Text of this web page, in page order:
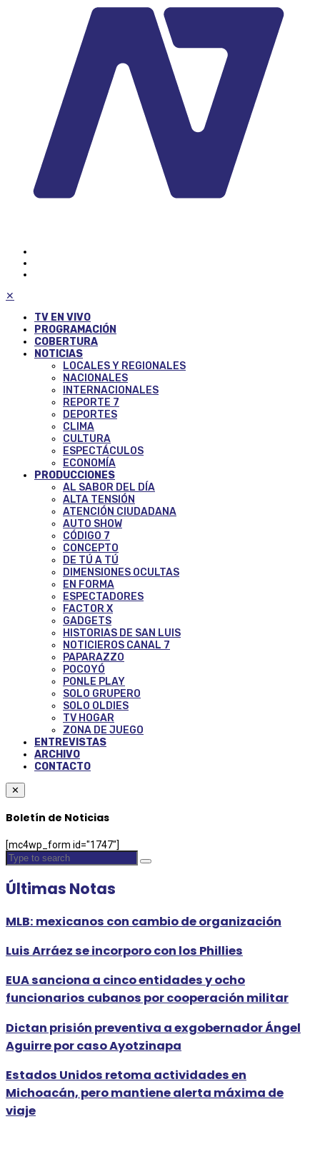
✕
TV EN VIVO
PROGRAMACIÓN
COBERTURA
NOTICIAS
LOCALES Y REGIONALES
NACIONALES
INTERNACIONALES
REPORTE 7
DEPORTES
CLIMA
CULTURA
ESPECTÁCULOS
ECONOMÍA
PRODUCCIONES
AL SABOR DEL DÍA
ALTA TENSIÓN
ATENCIÓN CIUDADANA
AUTO SHOW
CÓDIGO 7
CONCEPTO
DE TÚ A TÚ
DIMENSIONES OCULTAS
EN FORMA
ESPECTADORES
FACTOR X
GADGETS
HISTORIAS DE SAN LUIS
NOTICIEROS CANAL 7
PAPARAZZO
POCOYÓ
PONLE PLAY
SOLO GRUPERO
SOLO OLDIES
TV HOGAR
ZONA DE JUEGO
ENTREVISTAS
ARCHIVO
CONTACTO
✕
Boletín de Noticias
[mc4wp_form id="1747"]
Últimas Notas
MLB: mexicanos con cambio de organización
Luis Arráez se incorporo con los Phillies
EUA sanciona a cinco entidades y ocho
funcionarios cubanos por cooperación militar
Dictan prisión preventiva a exgobernador Ángel
Aguirre por caso Ayotzinapa
Estados Unidos retoma actividades en
Michoacán, pero mantiene alerta máxima de
viaje